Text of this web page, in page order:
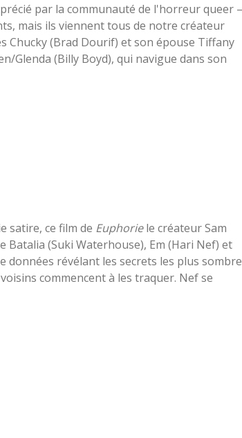
par la communauté de l'horreur queer –
mais ils viennent tous de notre créateur
Chucky (Brad Dourif) et son épouse Tiffany
Glenda (Billy Boyd), qui navigue dans son
satire, ce film de Euphoriele créateur Sam
Batalia (Suki Waterhouse), Em (Hari Nef) et
révélant les secrets les plus
commencent à les traquer. Nef se